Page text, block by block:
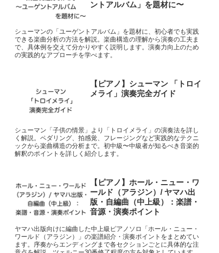
ントアルバム」を題材に〜
シューマンの「ユーゲントアルバム」を題材に、初心者でも実践
できる楽曲分析の方法を解説。楽曲構造の理解から演奏の工夫ま
で、具体例を交えて分かりやすく説明します。演奏力向上のため
の実践的なアプローチを学べます。
【ピアノ】シューマン 「トロイ
メライ」演奏完全ガイド
シューマン「子供の情景」より「トロイメライ」の演奏法を詳し
く解説。ペダリング、拍感覚、フレージングなど実践的なテクニ
ックから楽曲構造の分析まで。初中級〜中級者が知るべき音楽的
解釈のポイントを詳しく紹介します。
【ピアノ】ホール・ニュー・ワ
ールド（アラジン）/ ヤマハ出
版・自編曲（中上級）：楽譜・
音源・演奏ポイント
ヤマハ出版向けに編曲した中上級ピアノソロ「ホール・ニュー・
ワールド（アラジン）」の楽譜紹介・演奏ポイントをまとめてい
ます。序奏からエンディングまで各セクションごとに具体的な注